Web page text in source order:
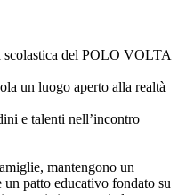
scolastica del POLO VOLTA
un luogo aperto alla realtà
e talenti nell’incontro
mantengono un
un patto educativo fondato su